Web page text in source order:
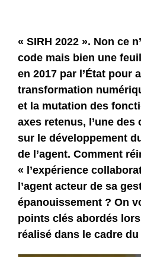
« SIRH 2022 ». Non ce
code mais bien une
en 2017 par l’État pour
transformation
et la mutation des
axes retenus, l’une
sur le développement
de l’agent. Comment
« l’expérience
l’agent acteur de sa
épanouissement ? On
points clés abordés
réalisé dans le cadre du